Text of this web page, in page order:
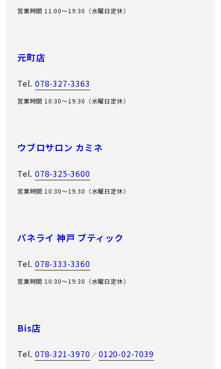
営業時間 11:00〜19:30（水曜日定休）
元町店
Tel. 078-327-3363
営業時間 10:30～19:30（水曜日定休）
ウブロサロン カミネ
Tel. 078-325-3600
営業時間 10:30～19:30（水曜日定休）
パネライ 神戸 ブティック
Tel. 078-333-3360
営業時間 10:30～19:30（水曜日定休）
Bis店
Tel. 078-321-3970 ／0120-02-7039